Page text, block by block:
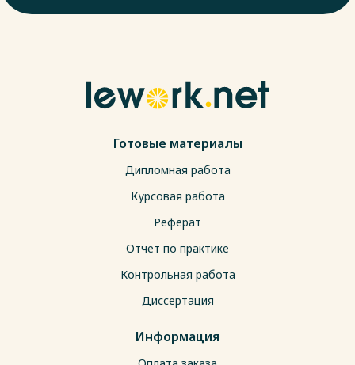
Готовые материалы
Дипломная работа
Курсовая работа
Реферат
Отчет по практике
Контрольная работа
Диссертация
Информация